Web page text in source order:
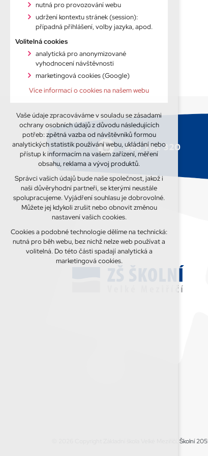
566 782 320
© 2026 Copyright Základní škola Velké Meziříčí, Školní
nutná pro provozování webu
udržení kontextu stránek (session):
případná přihlášení, volby jazyka, apod.
Volitelná cookies
analytická pro anonymizované
vyhodnocení návštěvnosti
marketingová cookies (Google)
Více informací o cookies na našem webu
Vaše údaje zpracováváme v souladu se zásadami
ochrany osobních údajů z důvodu následujících
potřeb: zpětná vazba od návštěvníků formou
analytických statistik používání webu, ukládání nebo
přístup k informacím na vašem zařízení, měření
obsahu, reklama a vývoj produktů.
Správci vašich údajů bude naše společnost, jakož i
naši důvěryhodní partneři, se kterými neustále
spolupracujeme. Vyjádření souhlasu je dobrovolné.
Můžete jej kdykoli zrušit nebo obnovit změnou
nastavení vašich cookies.
Cookies a podobné technologie dělíme na technická:
nutná pro běh webu, bez nichž nelze web používat a
volitelná. Do této části spadají analytická a
marketingová cookies.